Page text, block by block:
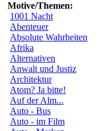
Motive/Themen:
1001 Nacht
Abenteuer
Absolute Wahrheiten
Afrika
Alternativen
Anwalt und Justiz
Architektur
Atom? Ja bitte!
Auf der Alm...
Auto - Bus
Auto - im Film